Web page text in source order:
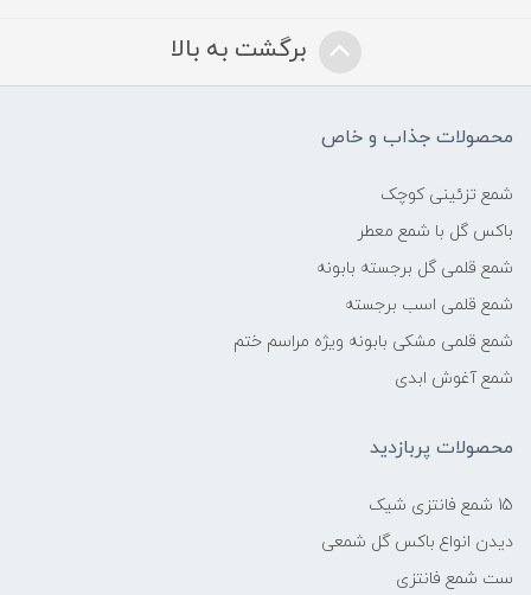
برگشت به بالا
محصولات جذاب و خاص
شمع تزئینی کوچک
باکس گل با شمع معطر
شمع قلمی گل برجسته بابونه
شمع قلمی اسب برجسته
شمع قلمی مشکی بابونه ویژه مراسم ختم
شمع آغوش ابدی
محصولات پربازدید
15 شمع فانتزی شیک
دیدن انواع باکس گل شمعی
ست شمع فانتزی